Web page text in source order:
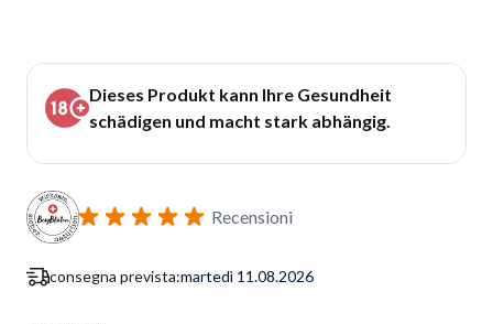
Dieses Produkt kann Ihre Gesundheit
schädigen und macht stark abhängig.
Recensioni
consegna prevista:martedì 11.08.2026